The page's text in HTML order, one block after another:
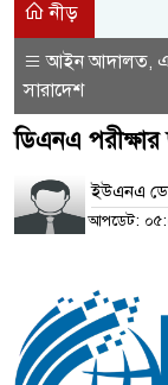
নীড়
আইন আদালত,
সারাদেশ
ডিএনএ
ইউএনএ
আপডেট: